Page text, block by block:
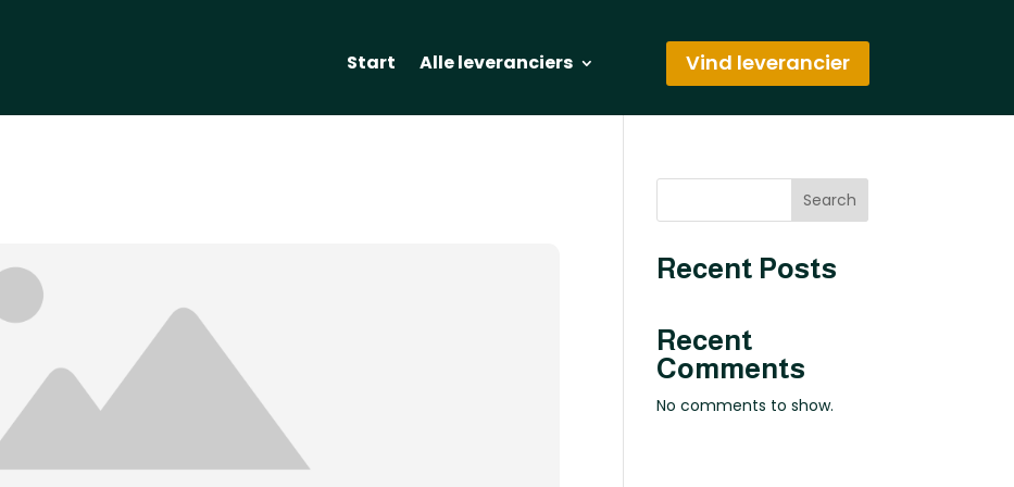
Start Alle leveranciers Vind leverancier
Search
Recent Posts
Recent
Comments
No comments to show.